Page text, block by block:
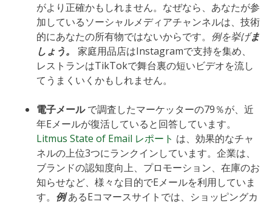
がより正確かもしれません。なぜなら、あなたが参
加しているソーシャルメディアチャンネルは、技術
的にあなたの所有物ではないからです。 例を挙げま
しょう。 家庭用品店はInstagramで支持を集め、
レストランはTikTokで舞台裏の短いビデオを流し
てうまくいくかもしれません。
電子メールで調査したマーケッターの79％が、近
年Eメールが復活していると回答しています。
Litmus State of Email レポート は、効果的なチャ
ネルの上位3つにランクインしています。企業は、
ブランドの認知度向上、プロモーション、在庫のお
知らせなど、様々な目的でEメールを利用していま
す。 例あるEコマースサイトでは、ショッピングカ